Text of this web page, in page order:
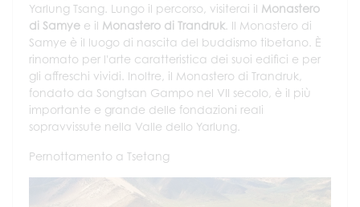
Yarlung Tsang. Lungo il percorso, visiterai il Monastero
di Samye e il Monastero di Trandruk . Il Monastero di
Samye è il luogo di nascita del buddismo tibetano. È
rinomato per l'arte caratteristica dei suoi edifici e per
gli affreschi vividi. Inoltre, il Monastero di Trandruk,
fondato da Songtsan Gampo nel VII secolo, è il più
importante e grande delle fondazioni reali
sopravvissute nella Valle dello Yarlung.
Pernottamento a Tsetang